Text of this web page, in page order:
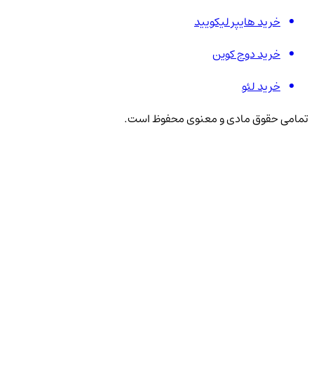
خرید هایپر لیکویید
خرید دوج کوین
خرید لئو
تمامی حقوق مادی و معنوی محفوظ است.